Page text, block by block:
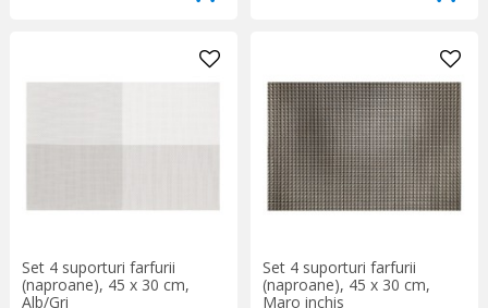
Set 4 suporturi farfurii
(naproane), 45 x 30 cm,
Alb/Gri
Set 4 suporturi farfurii
(naproane), 45 x 30 cm,
Maro inchis